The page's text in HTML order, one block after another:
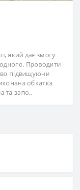
який дає змогу
Проводити
підвищуючи
обкатка
та запо..